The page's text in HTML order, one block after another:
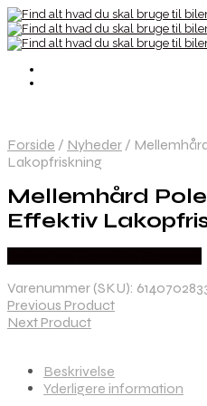
Forside / Nyheder /
Lakopfriskning
Mellemhård
Effektiv
Varenummer (SKU):
Previous Product
Next Product
Beskrivelse
Yderligere information